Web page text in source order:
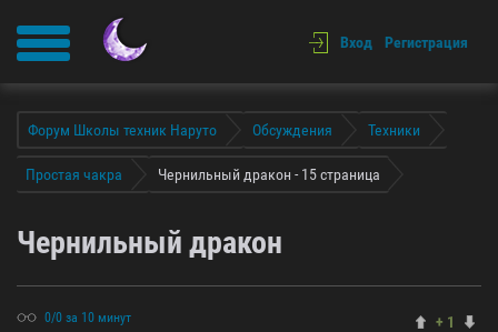
Вход Регистрация
Форум Школы техник Наруто Обсуждения Техники
Простая чакра Чернильный дракон - 15 страница
Чернильный дракон
0/0 за 10 минут + 1